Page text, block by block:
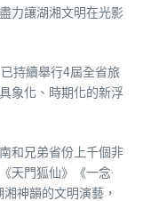
力讓湖湘文明在光影
持續舉行4屆全省旅
象化、時期化的新浮
和兄弟省份上千個非
天門狐仙》《一念·
神韻的文明演藝，